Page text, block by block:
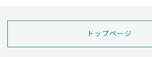
トップページ